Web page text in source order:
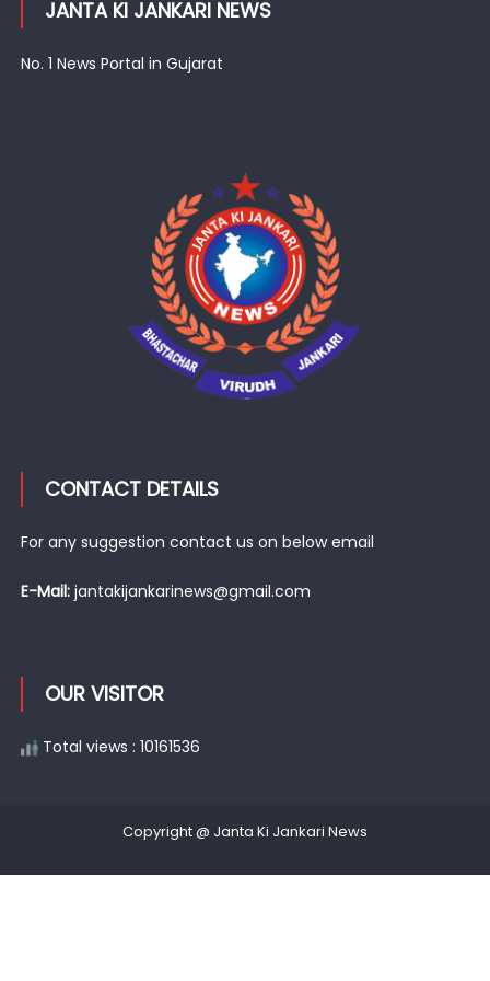
JANTA KI JANKARI NEWS
No. 1 News Portal in Gujarat
CONTACT DETAILS
For any suggestion contact us on below email
E-Mail: jantakijankarinews@gmail.com
OUR VISITOR
Total views : 10161536
Copyright @ Janta Ki Jankari News